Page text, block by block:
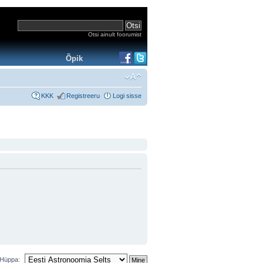
Otsi ainult foorumist
Õpik
KKK Registreeru Logi sisse
Hüppa: